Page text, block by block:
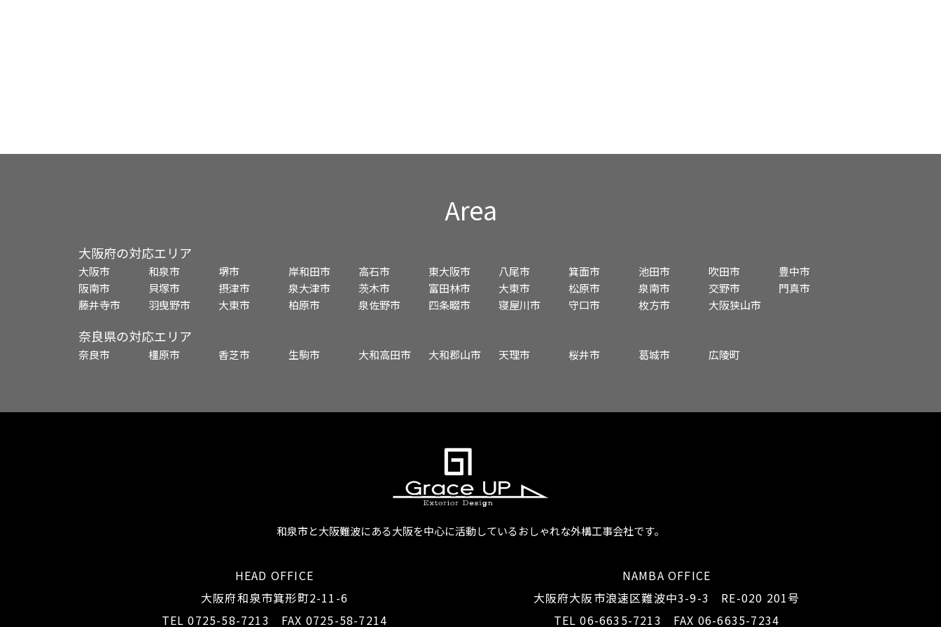
Area
大阪府の対応エリア
大阪市 和泉市 堺市 岸和田市 高石市 東大阪市 八尾市 箕面市 池田市 吹田市
豊中市
阪南市
貝塚市 摂津市 泉大津市 茨木市 富田林市 大東市 松原市 泉南市 交野市
門真市
藤井寺市
羽曳野市 大東市 柏原市 泉佐野市 四条畷市 寝屋川市 守口市 枚方市 大阪狭山市
奈良県の対応エリア
奈良市 橿原市 香芝市 生駒市 大和高田市 大和郡山市 天理市 桜井市 葛城市 広陵町
和泉市と大阪難波にある大阪を中心に活動しているおしゃれな外構工事会社です。
HEAD OFFICE
大阪府和泉市箕形町2-11-6
TEL 0725-58-7213
FAX 0725-58-7214
NAMBA OFFICE
大阪府大阪市浪速区難波中3-9-3 RE-020 201号
TEL 06-6635-7213
FAX 06-6635-7234